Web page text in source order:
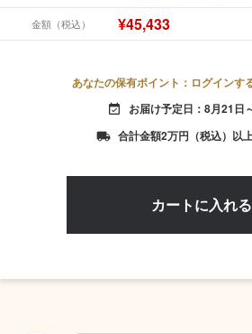
金額（税込） ¥45,433
あなたの保有ポイント：ログインす
event_available お届け予定日：8月21日
local_shipping 合計金額2万円（税込）以